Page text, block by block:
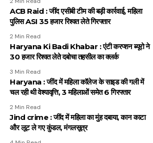
ACB Raid : जींद एसीबी टीम की बड़ी कार्रवाई, महिला
पुलिस ASI 35 हजार रिश्वत लेते गिरफ्तार
2 Min Read
Haryana Ki Badi Khabar : एंटी करप्शन ब्यूरो ने
30 हजार रिश्वत लेते दबोचा तहसील का क्लर्क
3 Min Read
Haryana : जींद में महिला कॉलेज के साइड की गली में
चल रही थी वेश्यावृत्ति, 3 महिलाओं समेत 6 गिरफ्तार
2 Min Read
Jind crime : जींद में महिला का मुंह दबाया, कान काटा
और लूट ले गए कुंडल, मंगलसूत्र